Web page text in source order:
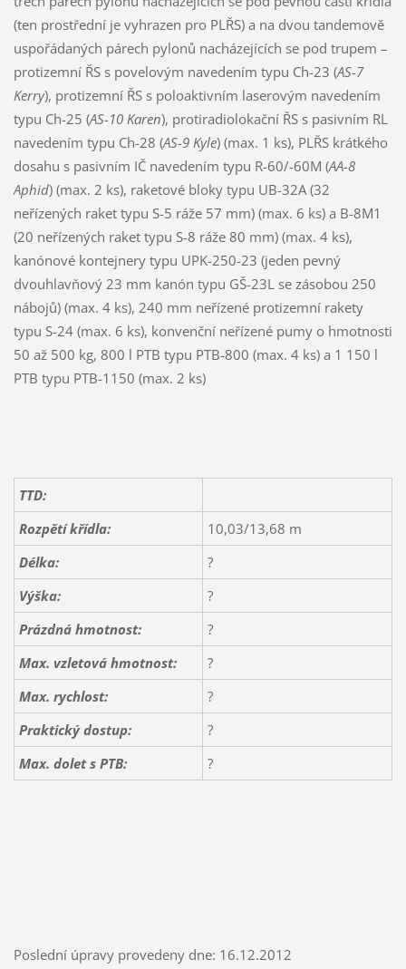
(ten prostřední je vyhrazen pro PLŘS) a na dvou tandemově
uspořádaných párech pylonů nacházejících se pod trupem –
protizemní ŘS s povelovým navedením typu Ch-23 (AS-7
Kerry), protizemní ŘS s poloaktivním laserovým navedením
typu Ch-25 (AS-10 Karen), protiradiolokační ŘS s pasivním RL
navedením typu Ch-28 (AS-9 Kyle) (max. 1 ks), PLŘS krátkého
dosahu s pasivním IČ navedením typu R-60/-60M (AA-8
Aphid) (max. 2 ks), raketové bloky typu UB-32A (32
neřízených raket typu S-5 ráže 57 mm) (max. 6 ks) a B-8M1
(20 neřízených raket typu S-8 ráže 80 mm) (max. 4 ks),
kanónové kontejnery typu UPK-250-23 (jeden pevný
dvouhlavňový 23 mm kanón typu GŠ-23L se zásobou 250
nábojů) (max. 4 ks), 240 mm neřízené protizemní rakety
typu S-24 (max. 6 ks), konvenční neřízené pumy o hmotnosti
50 až 500 kg, 800 l PTB typu PTB-800 (max. 4 ks) a 1 150 l
PTB typu PTB-1150 (max. 2 ks)
TTD:
Rozpětí křídla:
10,03/13,68 m
Délka:
?
Výška:
?
Prázdná hmotnost:
?
Max. vzletová hmotnost:
?
Max. rychlost:
?
Praktický dostup:
?
Max. dolet s PTB:
?
Poslední úpravy provedeny dne: 16.12.2012